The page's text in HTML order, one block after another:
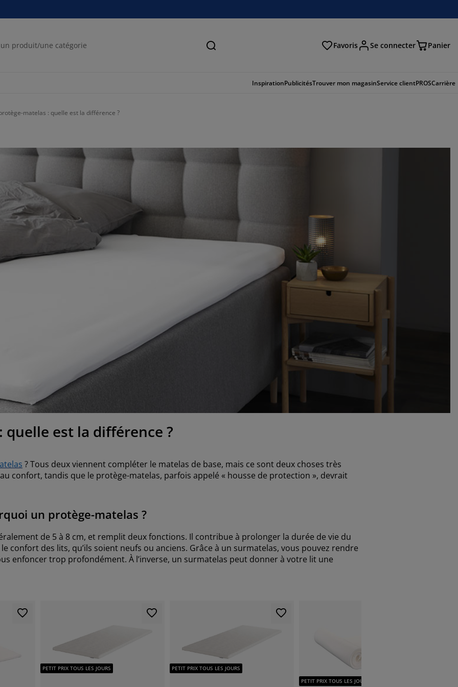
Chercher Favoris Se connecter Panier
InspirationPublicitésTrouver mon magasinService clientPROSCarrière
matelas : quelle est la différence ?
est la différence ?
? Tous deux viennent compléter le matelas de base, mais ce sont deux choses très
confort, tandis que le protège-matelas, parfois appelé « housse de protection », devrait
un protège-matelas ?
de 5 à 8 cm, et remplit deux fonctions. Il contribue à prolonger la durée de vie du
confort des lits, qu’ils soient neufs ou anciens. Grâce à un surmatelas, vous pouvez rendre
enfoncer trop profondément. À l’inverse, un surmatelas peut donner à votre lit une
PETIT PRIX TOUS LES JOURS PETIT PRIX TOUS LES JOURS
PETIT PRIX TOUS LES JOURS